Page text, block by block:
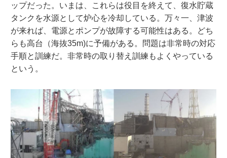
ップだった。いまは、これらは役目を終えて、復水貯蔵
タンクを水源として炉心を冷却している。万々一、津波
が来れば、電源とポンプが故障する可能性はある。どち
らも高台（海抜35m)に予備がある。問題は非常時の対応
手順と訓練だ。非常時の取り替え訓練もよくやっている
という。